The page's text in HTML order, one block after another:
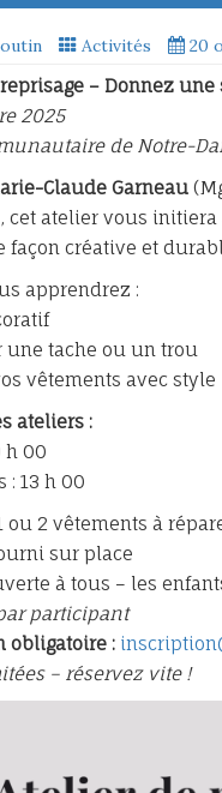
Activités 20
– Donnez
2025
de Notre-
Claude Garneau
cet atelier vous
façon créative et
apprendrez :
une tache ou un trou
vêtements avec style
ateliers :
h 00
: 13 h 00
ou 2 vêtements à
sur place
à tous – les
participant
obligatoire :
– réservez vite !